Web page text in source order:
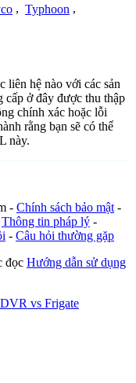
, Typhoon ,
liên hệ nào với các sản
cấp ở đây được thu thập
chính xác hoặc lỗi
rằng bạn sẽ có thể
này.
- Chính sách bảo mật -
Thông tin pháp lý -
- Câu hỏi thường gặp
đọc Hướng dẫn sử dụng
vs Frigate